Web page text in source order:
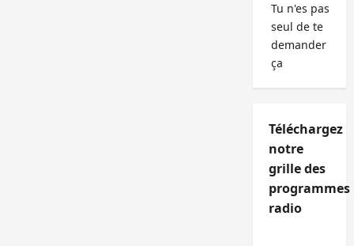
Tu n'es pas
seul de te
demander
ça
Téléchargez
notre
grille des
programmes
radio